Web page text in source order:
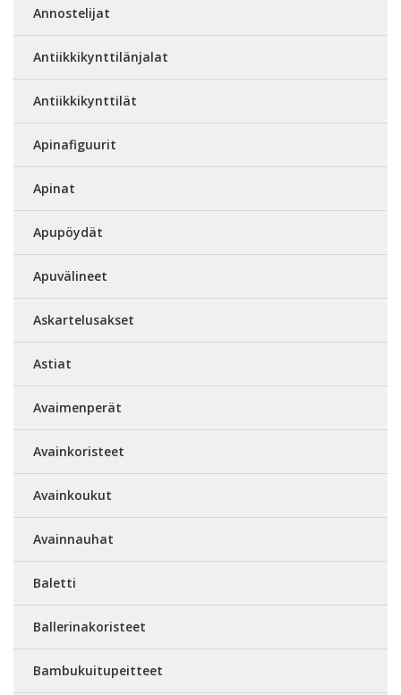
Annostelijat
Antiikkikynttilänjalat
Antiikkikynttilät
Apinafiguurit
Apinat
Apupöydät
Apuvälineet
Askartelusakset
Astiat
Avaimenperät
Avainkoristeet
Avainkoukut
Avainnauhat
Baletti
Ballerinakoristeet
Bambukuitupeitteet